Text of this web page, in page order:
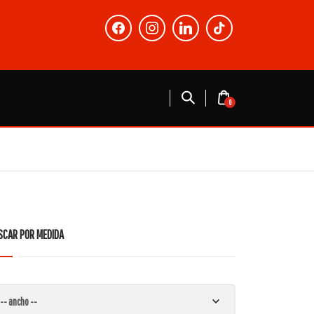
facebook instagramlinkedin tiktok
0
POR MEDIDA